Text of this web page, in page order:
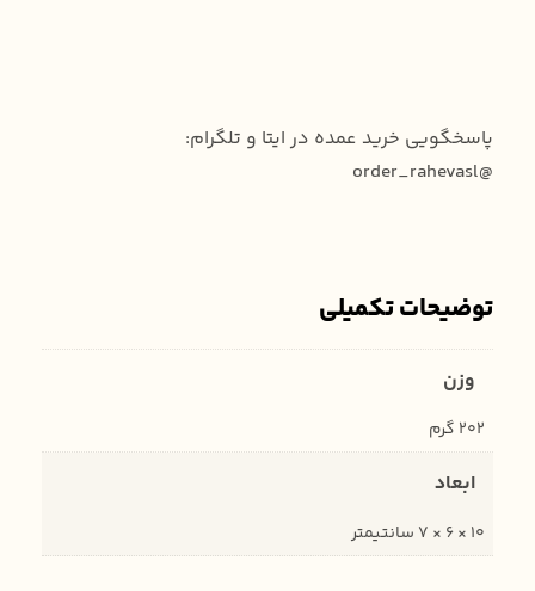
پاسخگویی خرید عمده در ایتا و تلگرام:
@order_rahevasl
توضیحات تکمیلی
وزن
202 گرم
ابعاد
10 × 6 × 7 سانتیمتر